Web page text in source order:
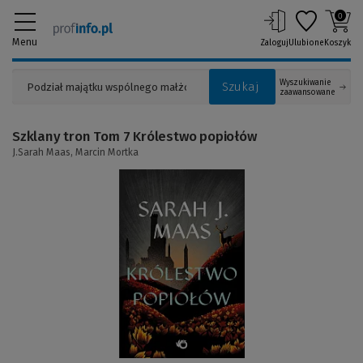
Menu
Szukaj
Wyszukiwanie
zaawansowane
ZalogujUlubione
0
Koszyk
Szklany tron Tom 7 Królestwo popiołów
J.Sarah Maas, Marcin Mortka